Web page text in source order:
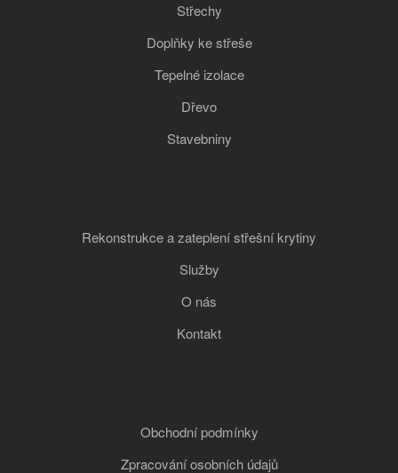
Střechy
Doplňky ke střeše
Tepelné izolace
Dřevo
Stavebniny
Rekonstrukce a zateplení střešní krytiny
Služby
O nás
Kontakt
Obchodní podmínky
Zpracování osobních údajů